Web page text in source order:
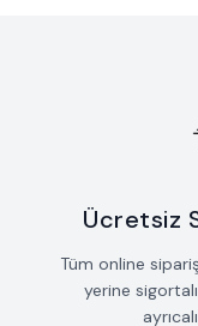
Ücretsiz
Tüm online
yerine